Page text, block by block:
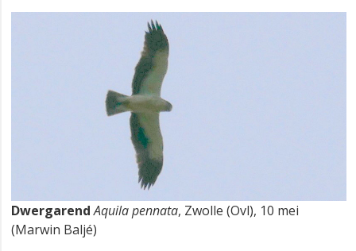
Dwergarend Aquila pennata, Zwolle (Ovl), 10 mei
(Marwin Baljé)